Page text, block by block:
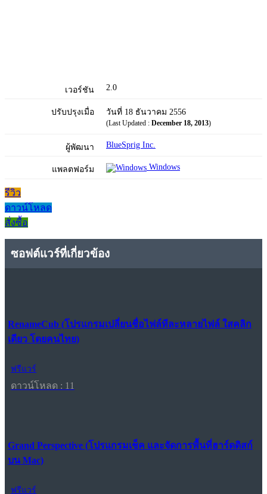
เวอร์ชัน 2.0
ปรับปรุงเมื่อ วันที่ 18 ธันวาคม 2556
(Last Updated : December 18, 2013)
ผู้พัฒนา BlueSprig Inc.
แพลตฟอร์ม Windows
รีวิว
ดาวน์โหลด
สั่งซื้อ
ซอฟต์แวร์ที่เกี่ยวข้อง
RenameCub (โปรแกรมเปลี่ยนชื่อไฟล์ทีละหลายไฟล์ ใสคลิก
เดียว โดยคนไทย)
ฟรีแวร์
ดาวน์โหลด : 11
Grand Perspective (โปรแกรมเช็ค และจัดการพื้นที่ฮาร์ดดิสก์
บน Mac)
ฟรีแวร์